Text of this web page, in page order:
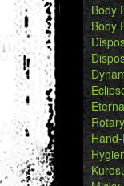
Body
Body